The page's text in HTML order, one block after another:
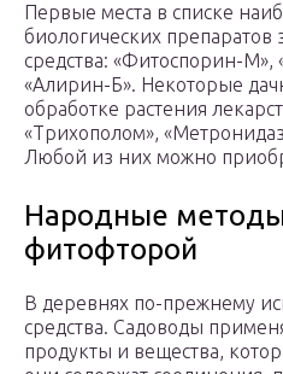
Первые места в списке
биологических
средства: «Фитоспорин-М»,
«Алирин-Б». Некоторые
обработке растения
«Трихополом»,
Любой из них можно
Народные
фитофторой
В деревнях по-прежнему
средства. Садоводы
продукты и вещества,